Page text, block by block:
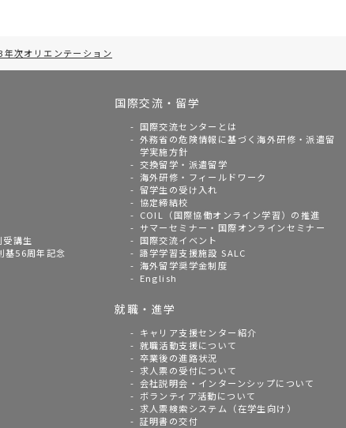
年次オリエンテーション
講生
基56周年記念
国際交流・留学
国際交流センターとは
外務省の危険情報に基づく海外研修・派遣留
学実施方針
交換留学・派遣留学
海外研修・フィールドワーク
留学生の受け入れ
協定締結校
COIL（国際協働オンライン学習）の推進
サマーセミナー・国際オンラインセミナー
国際交流イベント
語学学習支援施設 SALC
海外留学奨学金制度
English
就職・進学
キャリア支援センター紹介
就職活動支援について
卒業後の進路状況
求人票の受付について
会社説明会・インターンシップについて
ボランティア活動について
求人票検索システム（在学生向け）
証明書の交付